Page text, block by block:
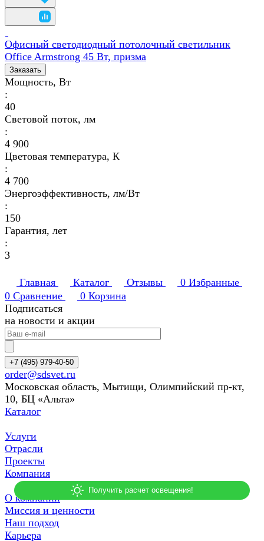
Офисный светодиодный потолочный светильник
Office Armstrong 45 Вт, призма
Заказать
Мощность, Вт
:
40
Световой поток, лм
:
4 900
Цветовая температура, К
:
4 700
Энергоэффективность, лм/Вт
:
150
Гарантия, лет
:
3
Главная Каталог Отзывы 0 Избранные
0 Сравнение 0 Корзина
Подписаться
на новости и акции
+7 (495) 979-40-50
order@sdsvet.ru
Московская область, Мытищи, Олимпийский пр-кт,
10, БЦ «Альта»
Каталог
Услуги
Отрасли
Проекты
Компания
О компании
Миссия и ценности
Наш подход
Карьера